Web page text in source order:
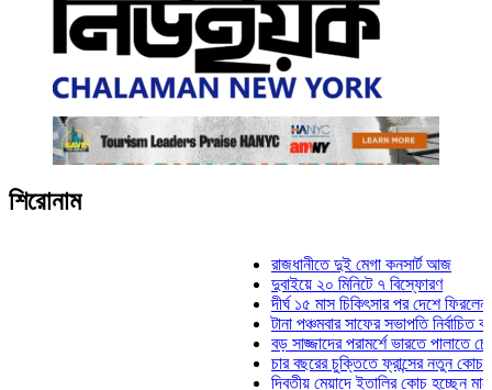
শিরোনাম
রাজধানীতে দুই মেগা কনসার্ট আজ
দুবাইয়ে ২০ মিনিটে ৭ বিস্ফোরণ
দীর্ঘ ১৫ মাস চিকিৎসার পর দেশে ফিরলেন
টানা পঞ্চমবার সাফের সভাপতি নির্বাচিত কাজী
বড় সাজ্জাদের পরামর্শে ভারতে পালাতে
চার বছরের চুক্তিতে ফ্রান্সের নতুন কোচ জিদান
দ্বিতীয় মেয়াদে ইতালির কোচ হচ্ছেন মানচিনি